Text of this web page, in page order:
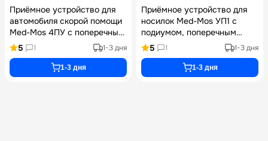
Приёмное устройство для
автомобиля скорой помощи
Med-Mos 4ПУ с поперечным
перемещением, нишей для
хранения досок, габаритами
2050х600х215 мм и
грузоподъемностью до 230
5 1 1-3 дня
1-3 дня
Приёмное устройство для
носилок Med-Mos УП1 с
подиумом, поперечным
перемещением,
регулировкой угла наклона
и нишей под спинальный
щит для автомобилей
5 1 1-3 дня
1-3 дня